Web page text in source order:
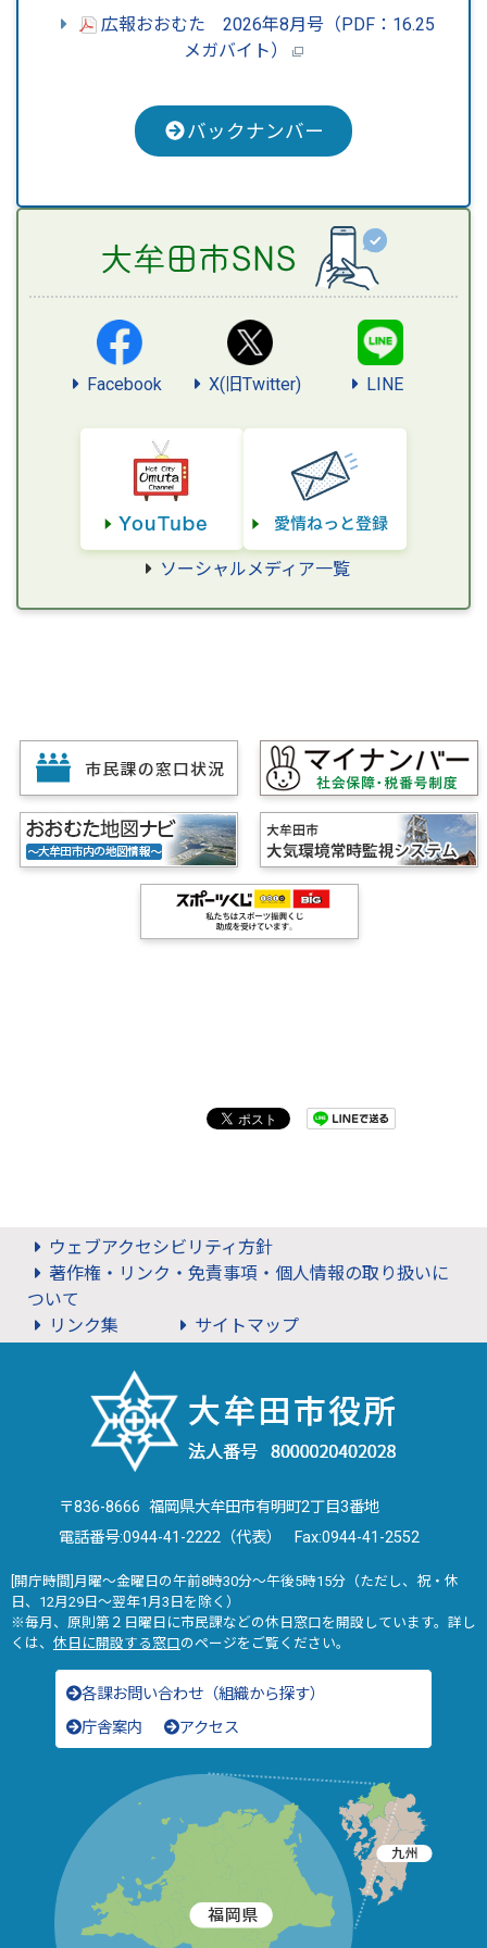
広報おおむた 2026年8月号（PDF：16.25
メガバイト）
バックナンバー
Facebook X(旧Twitter) LINE
ソーシャルメディア一覧
ウェブアクセシビリティ方針
著作権・リンク・免責事項・個人情報の取り扱いに
ついて
リンク集
サイトマップ
〒836-8666 福岡県大牟田市有明町2丁目3番地
電話番号:0944-41-2222（代表） Fax:0944-41-2552
[開庁時間]月曜～金曜日の午前8時30分～午後5時15分（ただし、祝・休
日、12月29日～翌年1月3日を除く）
※毎月、原則第２日曜日に市民課などの休日窓口を開設しています。詳し
くは、 休日に開設する窓口のページをご覧ください。
各課お問い合わせ（組織から探す）
庁舎案内
アクセス